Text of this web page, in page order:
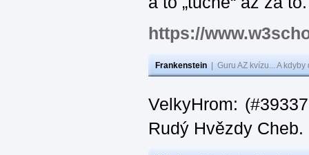
https://
Frankenstein Guru AZ kvízu... A
VelkyHrom:
Rudý Hvězdy Cheb.